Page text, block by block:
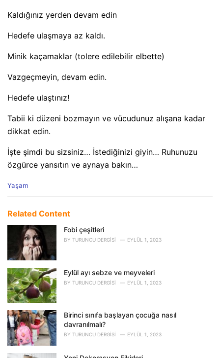
Kaldığınız yerden devam edin
Hedefe ulaşmaya az kaldı.
Minik kaçamaklar (tolere edilebilir elbette)
Vazgeçmeyin, devam edin.
Hedefe ulaştınız!
Tabii ki düzeni bozmayın ve vücudunuz alışana kadar
dikkat edin.
İşte şimdi bu sizsiniz… İstediğinizi giyin… Ruhunuzu
özgürce yansıtın ve aynaya bakın…
C
e
e
:
Yaşam
Related Content
Fobi çeşitleri
BY TURUNCU DERGISI EYLÜL 1, 2023
Eylül ayı sebze ve meyveleri
BY TURUNCU DERGISI EYLÜL 1, 2023
Birinci sınıfa başlayan çocuğa nasıl
davranılmalı?
BY TURUNCU DERGISI EYLÜL 1, 2023